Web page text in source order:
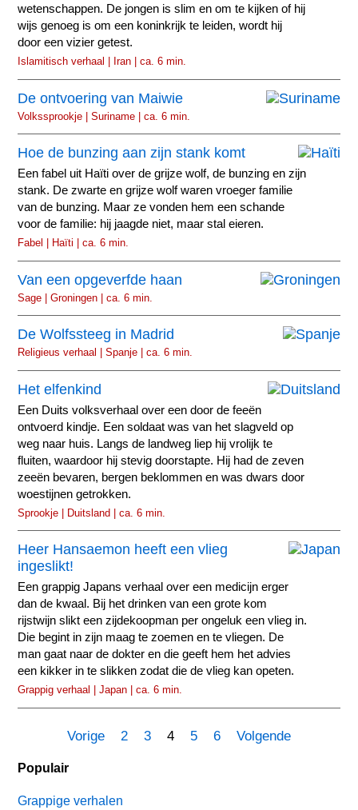
wetenschappen. De jongen is slim en om te kijken of hij
wijs genoeg is om een koninkrijk te leiden, wordt hij
door een vizier getest.
Islamitisch verhaal | Iran | ca. 6 min.
De ontvoering van Maiwie
Volkssprookje | Suriname | ca. 6 min.
Hoe de bunzing aan zijn stank komt
Een fabel uit Haïti over de grijze wolf, de bunzing en zijn
stank. De zwarte en grijze wolf waren vroeger familie
van de bunzing. Maar ze vonden hem een schande
voor de familie: hij jaagde niet, maar stal eieren.
Fabel | Haïti | ca. 6 min.
Van een opgeverfde haan
Sage | Groningen | ca. 6 min.
De Wolfssteeg in Madrid
Religieus verhaal | Spanje | ca. 6 min.
Het elfenkind
Een Duits volksverhaal over een door de feeën
ontvoerd kindje. Een soldaat was van het slagveld op
weg naar huis. Langs de landweg liep hij vrolijk te
fluiten, waardoor hij stevig doorstapte. Hij had de zeven
zeeën bevaren, bergen beklommen en was dwars door
woestijnen getrokken.
Sprookje | Duitsland | ca. 6 min.
Heer Hansaemon heeft een vlieg
ingeslikt!
Een grappig Japans verhaal over een medicijn erger
dan de kwaal. Bij het drinken van een grote kom
rijstwijn slikt een zijdekoopman per ongeluk een vlieg in.
Die begint in zijn maag te zoemen en te vliegen. De
man gaat naar de dokter en die geeft hem het advies
een kikker in te slikken zodat die de vlieg kan opeten.
Grappig verhaal | Japan | ca. 6 min.
Vorige 2 34 5 6 Volgende
Populair
Grappige verhalen